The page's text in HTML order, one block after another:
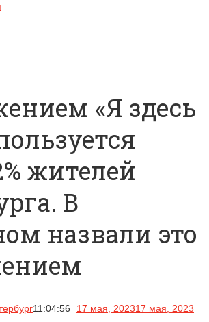
«Я здесь
жителей
В
назвали это
11:04:56 17 мая, 202317 мая, 2023